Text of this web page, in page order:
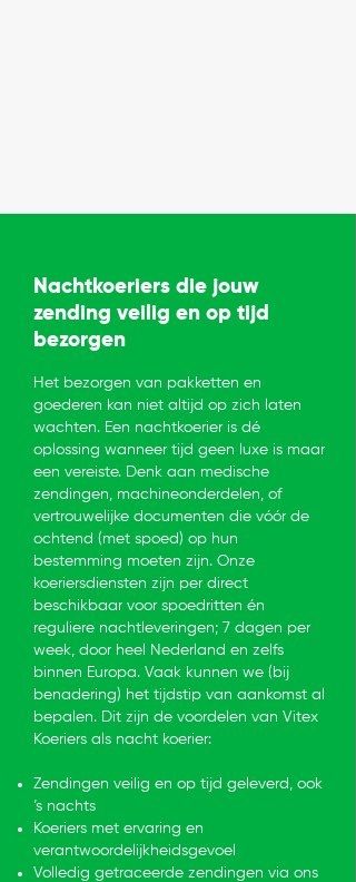
Nachtkoeriers die jouw
zending veilig en op tijd
bezorgen
Het bezorgen van pakketten en
goederen kan niet altijd op zich laten
wachten. Een nachtkoerier is dé
oplossing wanneer tijd geen luxe is maar
een vereiste. Denk aan medische
zendingen, machineonderdelen, of
vertrouwelijke documenten die vóór de
ochtend (met spoed) op hun
bestemming moeten zijn. Onze
koeriersdiensten zijn per direct
beschikbaar voor spoedritten én
reguliere nachtleveringen; 7 dagen per
week, door heel Nederland en zelfs
binnen Europa. Vaak kunnen we (bij
benadering) het tijdstip van aankomst al
bepalen. Dit zijn de voordelen van Vitex
Koeriers als nacht koerier:
Zendingen veilig en op tijd geleverd, ook
‘s nachts
Koeriers met ervaring en
verantwoordelijkheidsgevoel
Volledig getraceerde zendingen via ons